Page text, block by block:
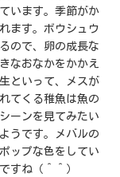
います。季節がか
ます。ボウシュウ
ので、卵の成長な
なおなかをかかえ
といって、メスが
てくる稚魚は魚の
ーンを見てみたい
うです。メバルの
ップな色をしてい
すね（＾＾）